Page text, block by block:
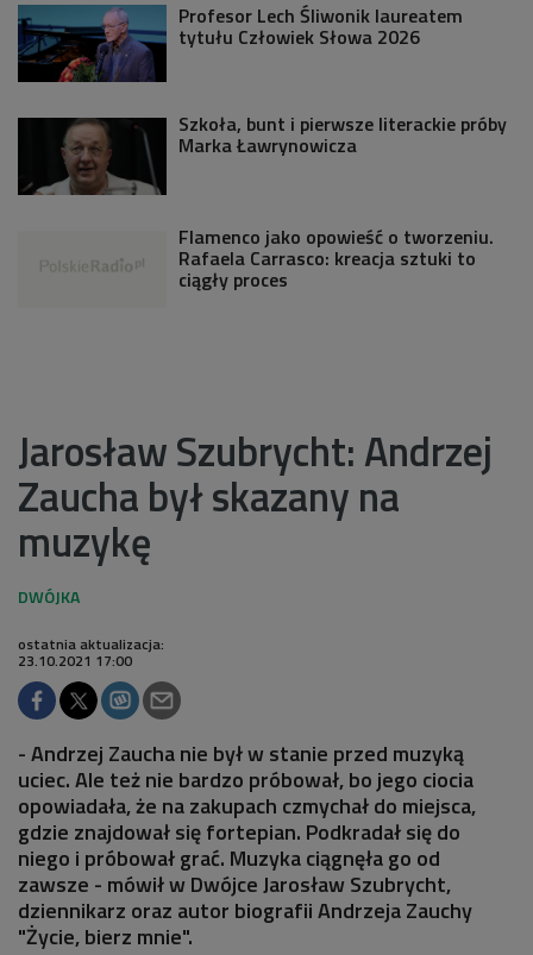
Profesor Lech Śliwonik laureatem
tytułu Człowiek Słowa 2026
Szkoła, bunt i pierwsze literackie próby
Marka Ławrynowicza
Flamenco jako opowieść o tworzeniu.
Rafaela Carrasco: kreacja sztuki to
ciągły proces
Jarosław Szubrycht: Andrzej
Zaucha był skazany na
muzykę
ostatnia aktualizacja:
23.10.2021 17:00
- Andrzej Zaucha nie był w stanie przed muzyką
uciec. Ale też nie bardzo próbował, bo jego ciocia
opowiadała, że na zakupach czmychał do miejsca,
gdzie znajdował się fortepian. Podkradał się do
niego i próbował grać. Muzyka ciągnęła go od
zawsze - mówił w Dwójce Jarosław Szubrycht,
dziennikarz oraz autor biografii Andrzeja Zauchy
"Życie, bierz mnie".